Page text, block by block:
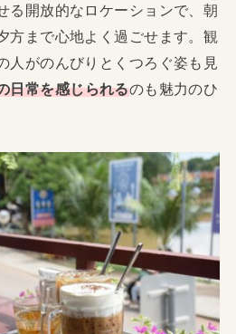
る開放的なロケーションで、朝
方まで心地よく過ごせます。観
人がのんびりとくつろぐ姿も見
日常を感じられるのも魅力のひ